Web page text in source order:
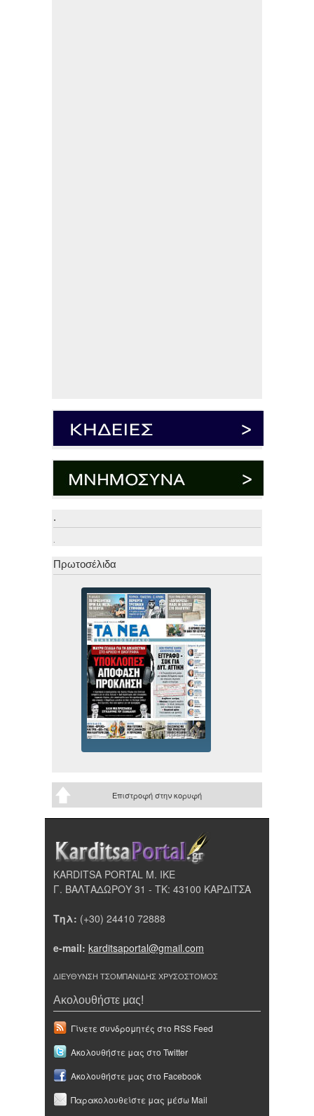
.
.
Πρωτοσέλιδα
Επιστροφή στην κορυφή
KARDITSA PORTAL Μ. ΙΚΕ
Γ. ΒΑΛΤΑΔΩΡΟΥ 31 - ΤΚ: 43100 ΚΑΡΔΙΤΣΑ
Τηλ: (+30) 24410 72888
e-mail: karditsaportal@gmail.com
ΔΙΕΥΘΥΝΣΗ ΤΣΟΜΠΑΝΙΔΗΣ ΧΡΥΣΟΣΤΟΜΟΣ
Ακολουθήστε μας!
Γίνετε συνδρομητές στο RSS Feed
Ακολουθήστε μας στο Twitter
Ακολουθήστε μας στο Facebook
Παρακολουθείστε μας μέσω Mail